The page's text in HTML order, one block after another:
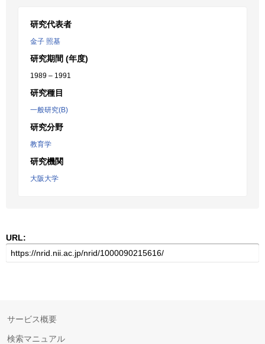
研究代表者
金子 照基
研究期間 (年度)
1989 – 1991
研究種目
一般研究(B)
研究分野
教育学
研究機関
大阪大学
URL:
サービス概要
検索マニュアル